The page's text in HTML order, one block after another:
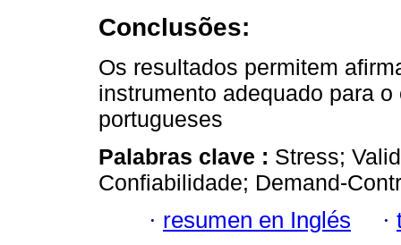
Conclusões:
Os resultados permitem
instrumento adequado para
portugueses
Palabras clave : Stress;
Confiabilidade; Demand-
· resumen en Inglés ·